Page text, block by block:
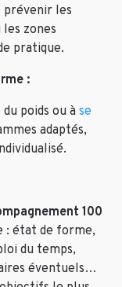
les
zones
pratique.
:
poids ou à se
adaptés,
100
: état de forme,
du temps,
éventuels…